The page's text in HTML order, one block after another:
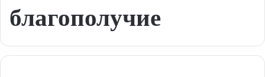
благополучие